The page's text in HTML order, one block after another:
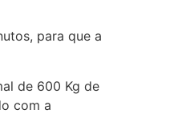
para que a
de 600 Kg de
com a